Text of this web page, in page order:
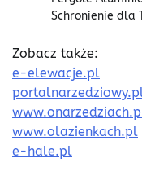
Schronienie dla
Zobacz także:
e-elewacje.pl
www.olazienkach.pl
e-hale.pl